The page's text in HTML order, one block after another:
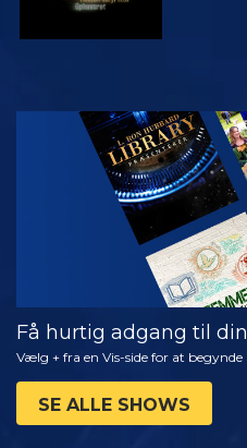
SE
Få hurtig adgang til
Vælg + fra en Vis-side for at
SE ALLE SHOWS